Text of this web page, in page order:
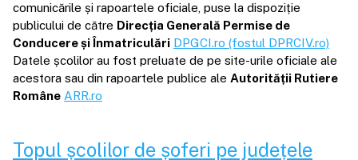
comunicările și rapoartele oficiale, puse la dispoziție
publicului de către Direcția Generală Permise de
Conducere și Înmatriculări DPGCI.ro (fostul DPRCIV.ro)
Datele școlilor au fost preluate de pe site-urile oficiale ale
acestora sau din rapoartele publice ale Autorității Rutiere
Române ARR.ro
Topul școlilor de șoferi pe județele